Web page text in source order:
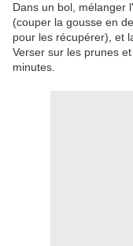
Dans un bol, mélanger
(couper la gousse en
pour les récupérer), et
Verser sur les prunes
minutes.